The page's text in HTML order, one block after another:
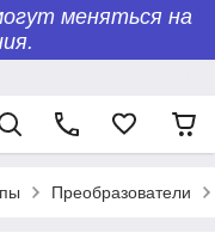
меняться на
Преобразователи